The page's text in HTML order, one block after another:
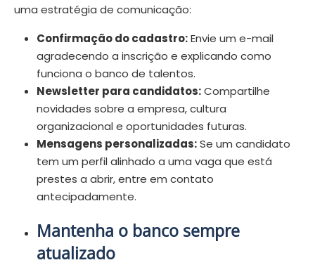
uma estratégia de comunicação:
Confirmação do cadastro:Envie um e-mail
agradecendo a inscrição e explicando como
funciona o banco de talentos.
Newsletter para candidatos:Compartilhe
novidades sobre a empresa, cultura
organizacional e oportunidades futuras.
Mensagens personalizadas:Se um candidato
tem um perfil alinhado a uma vaga que está
prestes a abrir, entre em contato
antecipadamente.
Mantenha o banco sempre
atualizado